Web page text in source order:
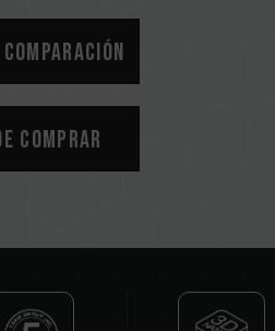
optimizado que
y la vida útil
conservando la
de EE. UU. (n.º de
de Taiwán (nº de
comprar